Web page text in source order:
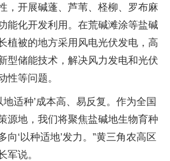
，开展碱蓬、芦苇、柽柳、罗布麻
能化开发利用。在荒碱滩涂等盐碱
植被的地方采用风电光伏发电，高
型储能技术，解决风力发电和光伏
性等问题。
地适种’成本高、易反复。作为全国
源地，我们将聚焦盐碱地生物育种
向‘以种适地’发力。”黄三角农高区
军说。